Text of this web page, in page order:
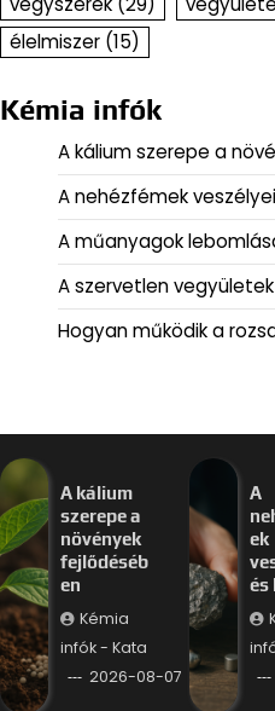
élelmiszer (15)
Kémia infók
A kálium szerepe a
A nehézfémek
A műanyagok
A szervetlen
Hogyan működik a
A kálium
szerepe a
növények
fejlődéséb
en
Kémia
infók - Kata
2026-08-07
A
ek
és